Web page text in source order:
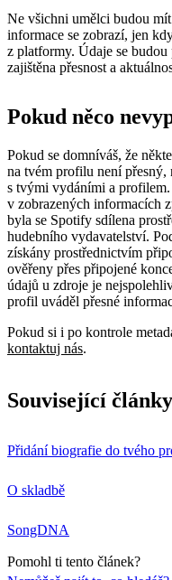
Ne všichni umělci budou
informace se zobrazí, jen
z platformy. Údaje se
zajištěna přesnost a
Pokud něco
Pokud se domníváš, že
na tvém profilu není přesný,
s tvými vydáními a
v zobrazených informacích
byla se Spotify sdílena
hudebního vydavatelství.
získány prostřednictvím
ověřeny přes připojené
údajů u zdroje je
profil uváděl přesné
Pokud si i po kontrole
kontaktuj nás.
Související články
Přidání biografie do tvého
O skladbě
SongDNA
Pomohl ti tento článek?